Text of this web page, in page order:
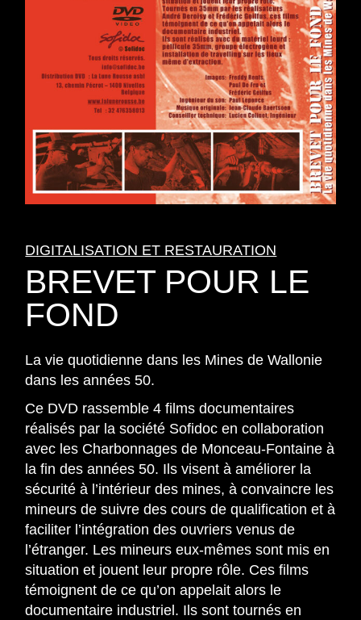
DIGITALISATION ET RESTAURATION
BREVET POUR LE
FOND
La vie quotidienne dans les Mines de Wallonie
dans les années 50.
Ce DVD rassemble 4 films documentaires
réalisés par la société Sofidoc en collaboration
avec les Charbonnages de Monceau-Fontaine à
la fin des années 50. Ils visent à améliorer la
sécurité à l’intérieur des mines, à convaincre les
mineurs de suivre des cours de qualification et à
faciliter l’intégration des ouvriers venus de
l’étranger. Les mineurs eux-mêmes sont mis en
situation et jouent leur propre rôle. Ces films
témoignent de ce qu’on appelait alors le
documentaire industriel. Ils sont tournés en